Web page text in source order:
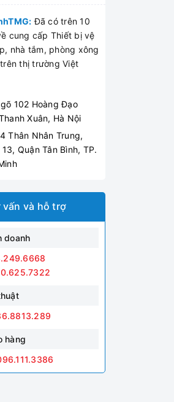
Đã có trên 10
cung cấp Thiết bị vệ
nhà tắm, phòng xông
thị trường Việt
102 Hoàng Đạo
Xuân, Hà Nội
Thân Nhân Trung,
Quận Tân Bình, TP.
vấn và hỗ trợ
doanh
hàng